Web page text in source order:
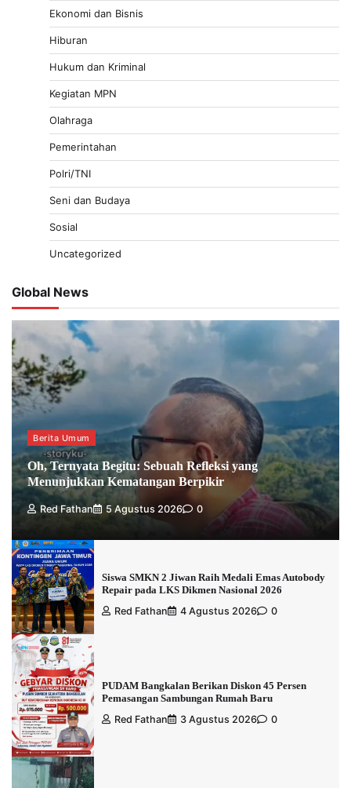
Ekonomi dan Bisnis
Hiburan
Hukum dan Kriminal
Kegiatan MPN
Olahraga
Pemerintahan
Polri/TNI
Seni dan Budaya
Sosial
Uncategorized
Global News
Berita Umum
Oh, Ternyata Begitu: Sebuah Refleksi yang
Menunjukkan Kematangan Berpikir
Red Fathan 5 Agustus 2026 0
Siswa SMKN 2 Jiwan Raih Medali Emas Autobody
Repair pada LKS Dikmen Nasional 2026
Red Fathan
4 Agustus 2026 0
PUDAM Bangkalan Berikan Diskon 45 Persen
Pemasangan Sambungan Rumah Baru
Red Fathan
3 Agustus 2026 0